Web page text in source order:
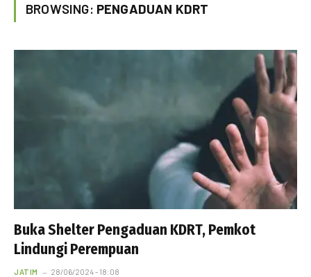
BROWSING: PENGADUAN KDRT
Buka Shelter Pengaduan KDRT, Pemkot
Lindungi Perempuan
JATIM 28/06/2024 - 18:08